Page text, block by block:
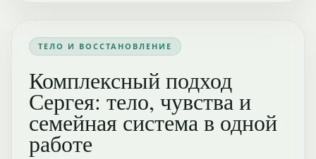
ТЕЛО И ВОССТАНОВЛЕНИЕ
Комплексный подход
Сергея: тело, чувства и
семейная система в одной
работе